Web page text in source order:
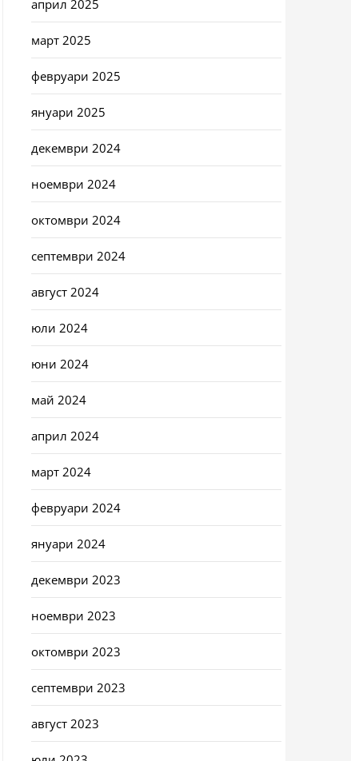
април 2025
март 2025
февруари 2025
януари 2025
декември 2024
ноември 2024
октомври 2024
септември 2024
август 2024
юли 2024
юни 2024
май 2024
април 2024
март 2024
февруари 2024
януари 2024
декември 2023
ноември 2023
октомври 2023
септември 2023
август 2023